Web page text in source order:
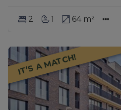
2 1 64 m²
IT’S A MATCH!